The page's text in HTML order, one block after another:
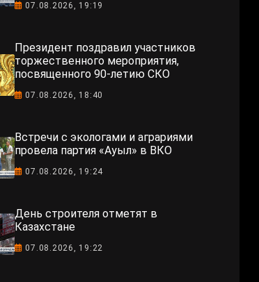
07.08.2026, 19:19
Президент поздравил участников
торжественного мероприятия,
посвященного 90-летию СКО
07.08.2026, 18:40
Встречи с экологами и аграриями
провела партия «Ауыл» в ВКО
07.08.2026, 19:24
День строителя отметят в
Казахстане
07.08.2026, 19:22